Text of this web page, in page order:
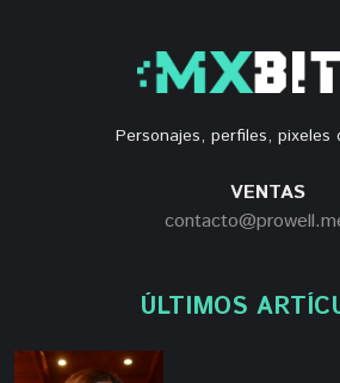
Personajes, perfiles, pixeles
VENTAS
ÚLTIMOS